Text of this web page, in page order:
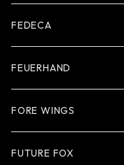
FEDECA
FEUERHAND
FORE WINGS
FUTURE FOX